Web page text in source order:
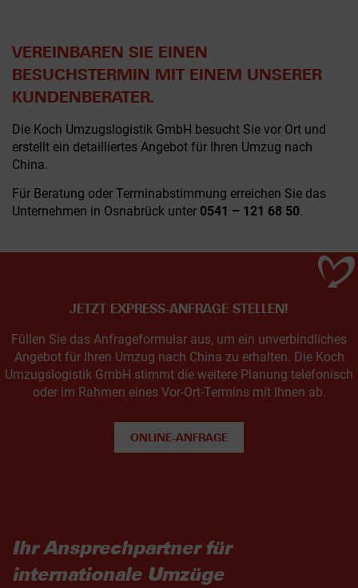
VEREINBAREN SIE EINEN
BESUCHSTERMIN MIT EINEM UNSERER
KUNDENBERATER.
Die Koch Umzugslogistik GmbH besucht Sie vor Ort und
erstellt ein detailliertes Angebot für Ihren Umzug nach
China.
Für Beratung oder Terminabstimmung erreichen Sie das
Unternehmen in Osnabrück unter 0541 – 121 68 50.
JETZT EXPRESS-ANFRAGE STELLEN!
Füllen Sie das Anfrageformular aus, um ein unverbindliches
Angebot für Ihren Umzug nach China zu erhalten. Die Koch
Umzugslogistik GmbH stimmt die weitere Planung telefonisch
oder im Rahmen eines Vor-Ort-Termins mit Ihnen ab.
ONLINE-ANFRAGE
Ihr Ansprechpartner für
internationale Umzüge